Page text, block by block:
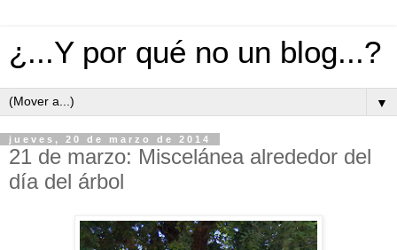
¿...Y por qué no un blog...?
▼
jueves, 20 de marzo de 2014
21 de marzo: Miscelánea alrededor del
día del árbol